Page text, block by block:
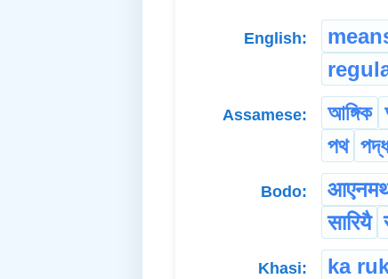
English:
Assamese: আঙ্গিক
পথ
Bodo:
सारियै
Khasi: ka